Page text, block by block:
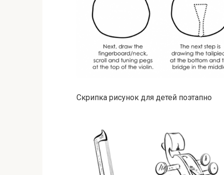
Скрипка рисунок для детей поэтапно